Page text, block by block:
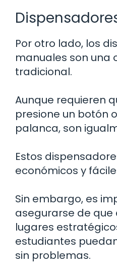
Por otro lado, los
manuales son una
tradicional.
Aunque requieren
presione un botón
palanca, son
Estos
económicos y
Sin embargo, es
asegurarse de
lugares
estudiantes
sin problemas.